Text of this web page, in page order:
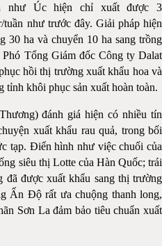
như Úc hiện chỉ xuất được 3
tuần như trước đây. Giải pháp hiện
30 ha và chuyển 10 ha sang trồng
Tổng Giám đốc Công ty Dalat
hồi thị trường xuất khẩu hoa và
tỉnh khôi phục sản xuất hoàn toàn.
đánh giá hiện có nhiều tín
xuất khẩu rau quả, trong bối
tạp. Điển hình như việc chuối của
siêu thị Lotte của Hàn Quốc; trái
được xuất khẩu sang thị trường
Ấn Độ rất ưa chuộng thanh long,
Sơn La đảm bảo tiêu chuẩn xuất